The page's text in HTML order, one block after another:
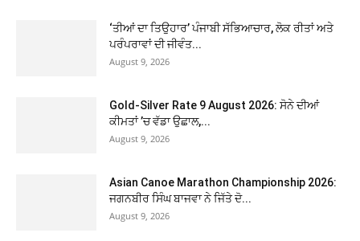
‘ਤੀਆਂ ਦਾ ਤਿਉਹਾਰ’ ਪੰਜਾਬੀ ਸੱਭਿਆਚਾਰ, ਲੋਕ ਰੀਤਾਂ ਅਤੇ
ਪਰੰਪਰਾਵਾਂ ਦੀ ਜੀਵੰਤ...
August 9, 2026
Gold-Silver Rate 9 August 2026: ਸੋਨੇ ਦੀਆਂ
ਕੀਮਤਾਂ ’ਚ ਵੱਡਾ ਉਛਾਲ,...
August 9, 2026
Asian Canoe Marathon Championship 2026:
ਜਗਨਬੀਰ ਸਿੰਘ ਬਾਜਵਾ ਨੇ ਜਿੱਤੇ ਦੋ...
August 9, 2026